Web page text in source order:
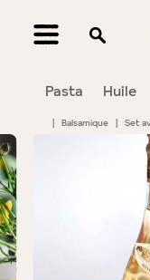
principal
Pasta Huile
| Balsamique | Set
Bildergalerie